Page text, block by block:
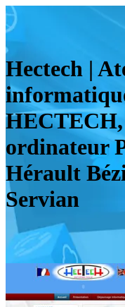
Hectech |
ordinateur
Hérault
Servian